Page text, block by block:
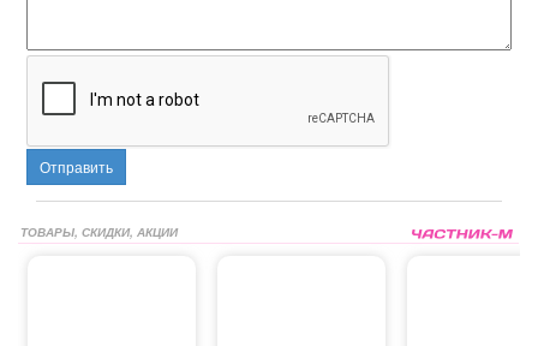
Отправить
ТОВАРЫ, СКИДКИ, АКЦИИ